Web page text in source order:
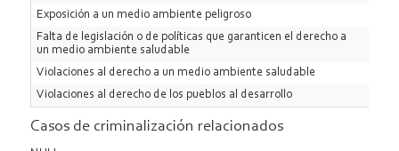
Exposición a un medio ambiente peligroso
Falta de legislación o de políticas que garanticen el derecho a
un medio ambiente saludable
Violaciones al derecho a un medio ambiente saludable
Violaciones al derecho de los pueblos al desarrollo
Casos de criminalización relacionados